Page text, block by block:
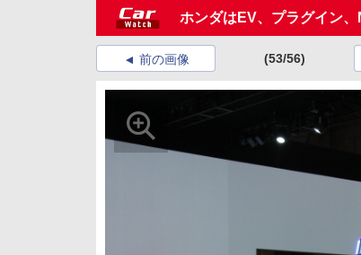
ホンダはEV、プラグイン
前の画像 (53/56)